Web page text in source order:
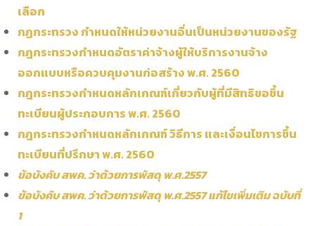
เลือก
กฏกระทรวง กำหนดให้หน่วยงานอื่นเป็นหน่วยงานของรัฐ
กฎกระทรวงกำหนดอัตราค่าจ้างผู้ให้บริการงานจ้าง
ออกแบบหรือควบคุมงานก่อสร้าง พ.ศ. 2560
กฎกระทรวงกำหนดหลักเกณฑ์เกี่ยวกับผู้ที่มีสิทธิขอขึ้น
ทะเบียนผู้ประกอบการ พ.ศ. 2560
กฎกระทรวงกำหนดหลักเกณฑ์ วิธีการ และเงื่อนไขการขึ้น
ทะเบียนที่ปรึกษา พ.ศ. 2560
ข้อบังคับ สพค. ว่าด้วยการพัสดุ พ.ศ.2557
ข้อบังคับ สพค. ว่าด้วยการพัสดุ พ.ศ.2557 แก้ไขเพิ่มเติม ฉบับที่
1